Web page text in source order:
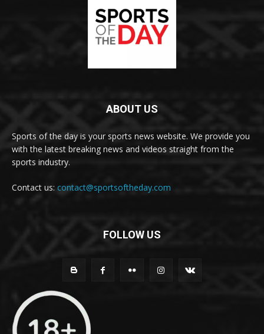
ABOUT US
Sports of the day is your sports news website. We provide you
with the latest breaking news and videos straight from the
sports industry.
Contact us: contact@sportsoftheday.com
FOLLOW US